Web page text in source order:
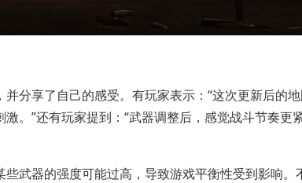
分享了自己的感受。有玩家表示：“这次更新后的
。”还有玩家提到：“武器调整后，感觉战斗节奏更
武器的强度可能过高，导致游戏平衡性受到影响。